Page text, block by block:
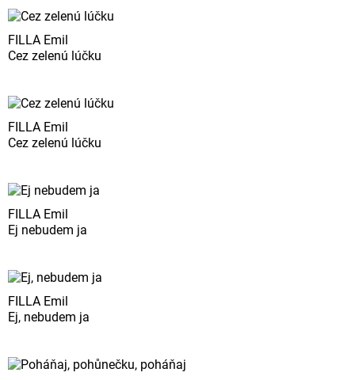
FILLA Emil
Cez zelenú lúčku
FILLA Emil
Cez zelenú lúčku
FILLA Emil
Ej nebudem ja
FILLA Emil
Ej, nebudem ja